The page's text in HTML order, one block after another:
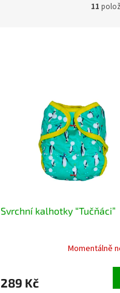
11
Svrchní kalhotky “Tučňáci”
Momentálně
289 Kč